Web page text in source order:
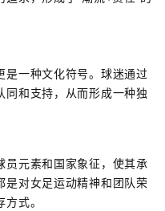
是一种文化符号。球迷通过
同和支持，从而形成一种独
员元素和国家象征，使其承
是对女足运动精神和团队荣
式。